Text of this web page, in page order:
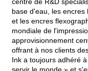
centre de R&D
base d'eau, les encres
et les encres
mondiale de
approvisionnement
offrant à nos clients
Ink a toujours adhéré